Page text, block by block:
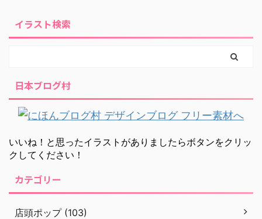
イラスト検索
日本ブログ村
いいね！と思ったイラストがありましたらボタンをクリッ
クしてください！
カテゴリー
店頭ポップ (103)